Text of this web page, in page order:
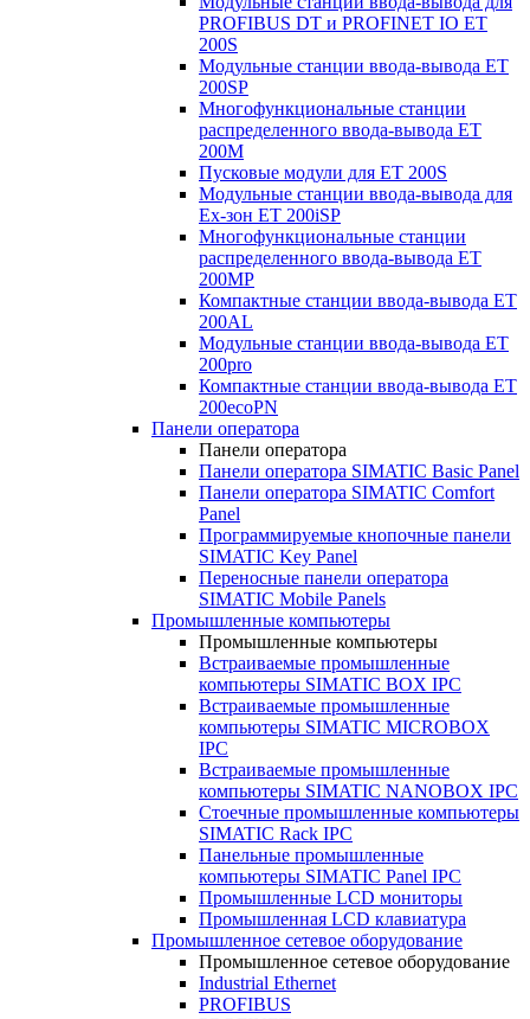
PROFIBUS DT и PROFINET IO ET
200S
Модульные станции ввода-вывода ET
200SP
Многофункциональные станции
распределенного ввода-вывода ET
200M
Пусковые модули для ET 200S
Модульные станции ввода-вывода для
Ex-зон ET 200iSP
Многофункциональные станции
распределенного ввода-вывода ET
200MP
Компактные станции ввода-вывода ET
200AL
Модульные станции ввода-вывода ET
200pro
Компактные станции ввода-вывода ET
200ecoPN
Панели оператора
Панели оператора
Панели оператора SIMATIC Basic Panel
Панели оператора SIMATIC Comfort
Panel
Программируемые кнопочные панели
SIMATIC Key Panel
Переносные панели оператора
SIMATIC Mobile Panels
Промышленные компьютеры
Промышленные компьютеры
Встраиваемые промышленные
компьютеры SIMATIC BOX IPC
Встраиваемые промышленные
компьютеры SIMATIC MICROBOX
IPC
Встраиваемые промышленные
компьютеры SIMATIC NANOBOX IPC
Стоечные промышленные компьютеры
SIMATIC Rack IPC
Панельные промышленные
компьютеры SIMATIC Panel IPC
Промышленные LCD мониторы
Промышленная LCD клавиатура
Промышленное сетевое оборудование
Промышленное сетевое оборудование
Industrial Ethernet
PROFIBUS